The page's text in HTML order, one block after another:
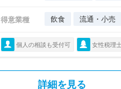
得意業種 飲食 流通・小売
個人の相談も受付可 女性税理
詳細を見る